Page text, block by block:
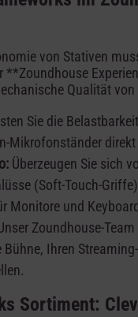
von Stativen
**Zoundhouse
Qualität
Sie die
Mikrofonständer
Überzeugen Sie sich
(Soft-Touch-
Monitore und
Zoundhouse-
Ihren
Sortiment: